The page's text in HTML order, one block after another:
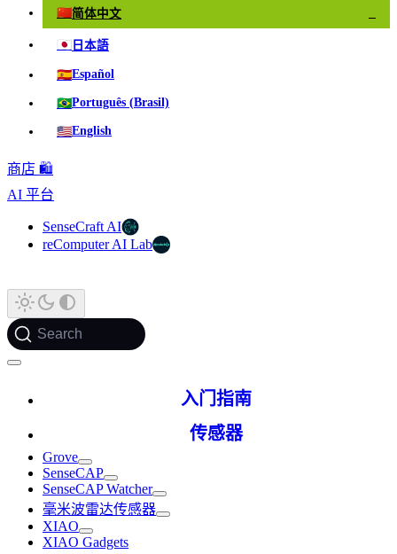
🇨🇳简体中文
🇯🇵 日本語
🇪🇸Español
🇧🇷Português (Brasil)
🇺🇸English
商店 🛍️
AI 平台
SenseCraft AI
reComputer AI Lab
Search
入门指南
传感器
Grove
SenseCAP
SenseCAP Watcher
毫米波雷达传感器
XIAO
XIAO Gadgets